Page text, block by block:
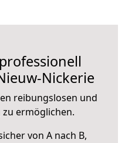
Nickerie
reibungslosen und
ermöglichen.
von A nach B,